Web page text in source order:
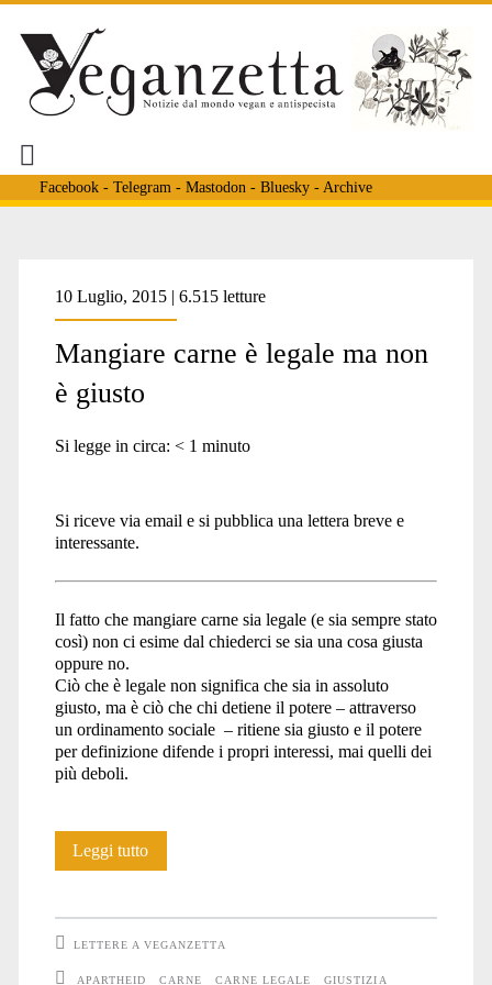
Facebook- Telegram - Mastodon - Bluesky- Archive
<span>legge</span>
10 Luglio, 2015 | 6.515 letture
Mangiare carne è legale ma non
è giusto
Si legge in circa: < 1 minuto
Si riceve via email e si pubblica una lettera breve e
interessante.
Il fatto che mangiare carne sia legale (e sia sempre stato
così) non ci esime dal chiederci se sia una cosa giusta
oppure no.
Ciò che è legale non significa che sia in assoluto
giusto, ma è ciò che chi detiene il potere – attraverso
un ordinamento sociale – ritiene sia giusto e il potere
per definizione difende i propri interessi, mai quelli dei
più deboli.
Leggi tuttoMangiare
LETTERE A VEGANZETTA
APARTHEID CARNE CARNE LEGALE
GIUSTIZIA